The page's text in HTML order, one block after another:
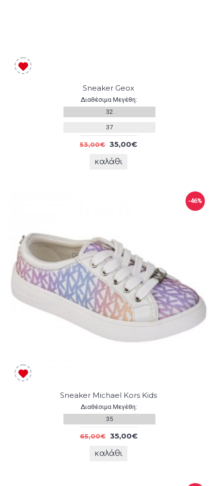
Sneaker Geox
Διαθέσιμα Μεγέθη:
32
37
53,00€ 35,00€
καλάθι
-46%
Sneaker Michael Kors Kids
Διαθέσιμα Μεγέθη:
35
65,00€ 35,00€
καλάθι